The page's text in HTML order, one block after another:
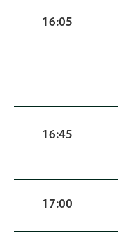
16:05
16:45
17:00